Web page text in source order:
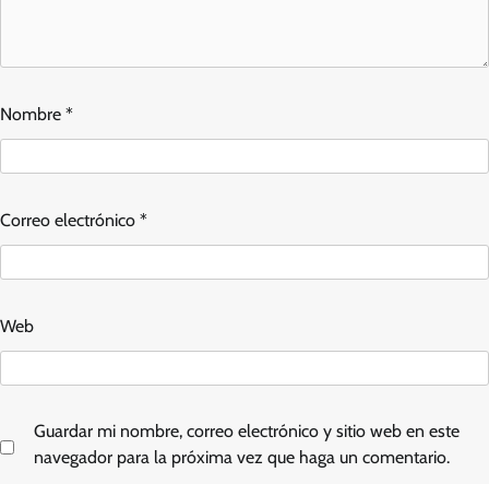
Nombre *
Correo electrónico *
Web
Guardar mi nombre, correo electrónico y sitio web en este
navegador para la próxima vez que haga un comentario.